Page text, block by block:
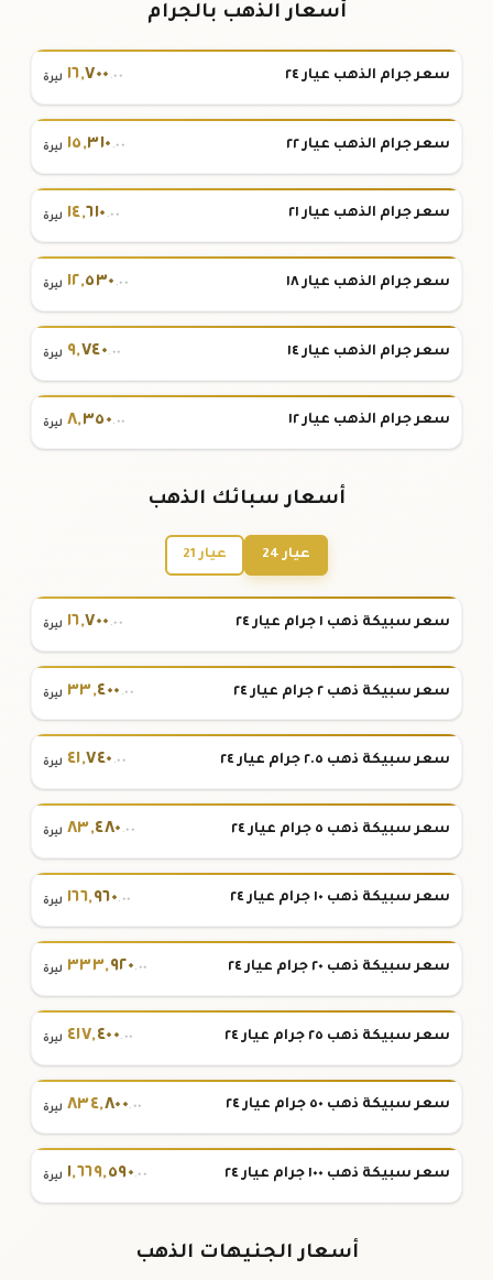
أسعار الذهب بالجرام
سعر جرام الذهب عيار ٢٤ ١٦,٧٠٠ .٠٠ ليرة
سعر جرام الذهب عيار ٢٢ ١٥,٣١٠ .٠٠ ليرة
سعر جرام الذهب عيار ٢١ ١٤,٦١٠ .٠٠ ليرة
سعر جرام الذهب عيار ١٨ ١٢,٥٣٠ .٠٠ ليرة
سعر جرام الذهب عيار ١٤ ٩,٧٤٠.٠٠ ليرة
سعر جرام الذهب عيار ١٢ ٨,٣٥٠.٠٠ ليرة
أسعار سبائك الذهب
عيار 24 عيار 21
سعر سبيكة ذهب ١ جرام عيار ٢٤ ١٦,٧٠٠ .٠٠ ليرة
سعر سبيكة ذهب ٢ جرام عيار ٢٤ ٣٣,٤٠٠ .٠٠ ليرة
سعر سبيكة ذهب ٢.٥ جرام عيار ٢٤ ٤١,٧٤٠ .٠٠ ليرة
سعر سبيكة ذهب ٥ جرام عيار ٢٤ ٨٣,٤٨٠ .٠٠ ليرة
سعر سبيكة ذهب ١٠ جرام عيار ٢٤ ١٦٦,٩٦٠.٠٠ ليرة
سعر سبيكة ذهب ٢٠ جرام عيار ٢٤ ٣٣٣,٩٢٠.٠٠ ليرة
سعر سبيكة ذهب ٢٥ جرام عيار ٢٤ ٤١٧,٤٠٠.٠٠ ليرة
سعر سبيكة ذهب ٥٠ جرام عيار ٢٤ ٨٣٤,٨٠٠.٠٠ ليرة
سعر سبيكة ذهب ١٠٠ جرام عيار ٢٤ ١,٦٦٩,٥٩٠.٠٠ ليرة
أسعار الجنيهات الذهب